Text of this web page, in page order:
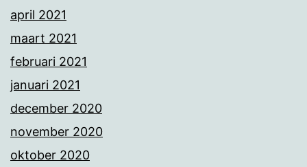
april 2021
maart 2021
februari 2021
januari 2021
december 2020
november 2020
oktober 2020